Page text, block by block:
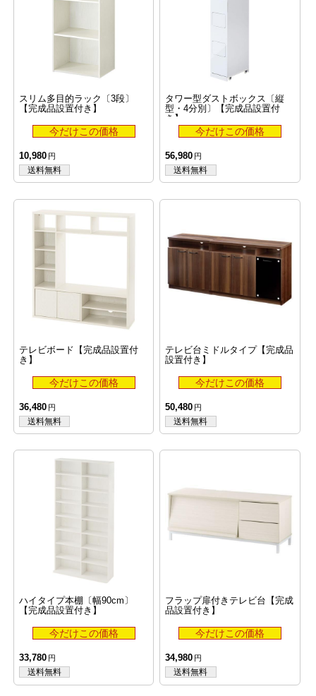
スリム多目的ラック〔3段〕
【完成品設置付き】
10,980
タワー型ダストボックス〔縦
型・4分別〕【完成品設置付
き】
56,980
テレビボード【完成品設置付
き】
36,480
テレビ台ミドルタイプ【完成品
設置付き】
50,480
ハイタイプ本棚〔幅90cm〕
【完成品設置付き】
33,780
フラップ扉付きテレビ台【完成
品設置付き】
34,980